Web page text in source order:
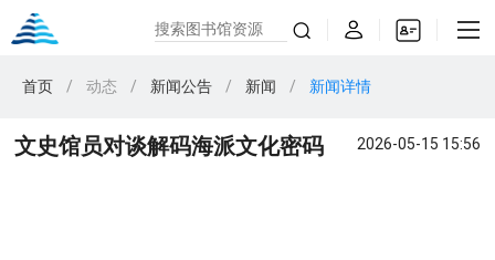
首页 / 动态 / 新闻公告 / 新闻 / 新闻详情
文史馆员对谈解码海派文化密码 2026-05-15 15:56